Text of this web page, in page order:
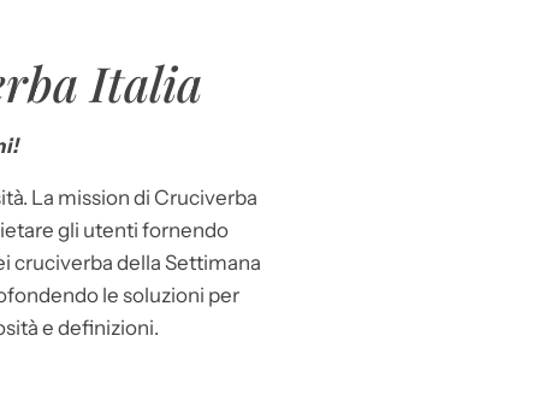
Italia
La mission di Cruciverba
gli utenti fornendo
cruciverba della Settimana
le soluzioni per
e definizioni.